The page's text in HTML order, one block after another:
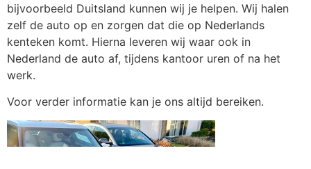
bijvoorbeeld Duitsland kunnen wij je helpen. Wij halen
zelf de auto op en zorgen dat die op Nederlands
kenteken komt. Hierna leveren wij waar ook in
Nederland de auto af, tijdens kantoor uren of na het
werk.
Voor verder informatie kan je ons altijd bereiken.